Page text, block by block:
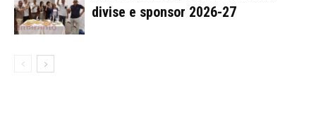
divise e sponsor 2026-27